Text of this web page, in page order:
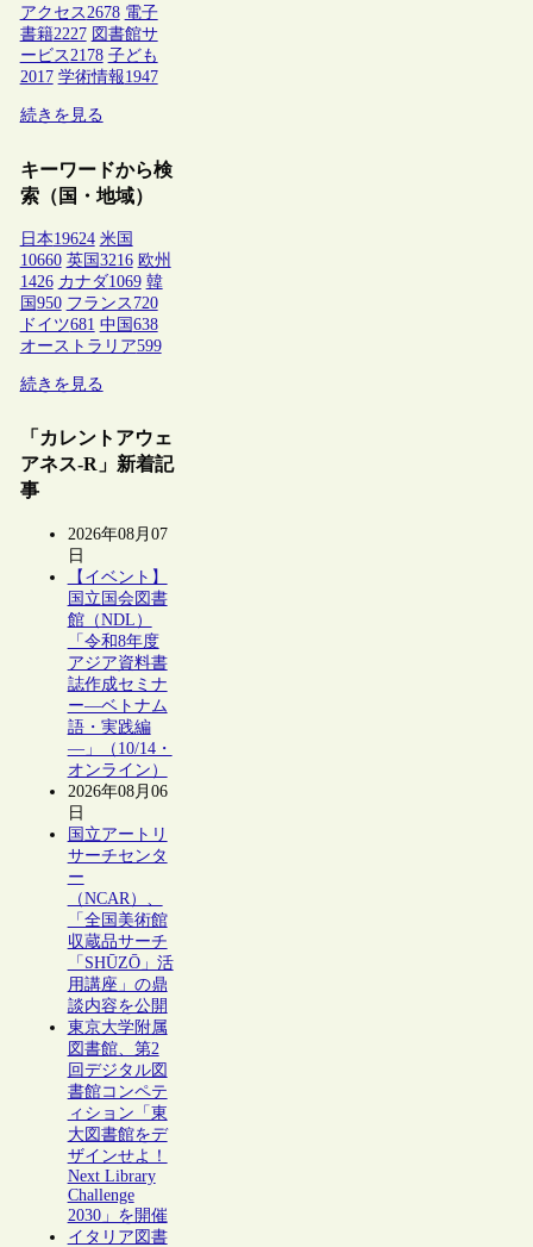
アクセス2678 電子
書籍2227 図書館サ
ービス2178 子ども
2017 学術情報1947
続きを見る
キーワードから検
索（国・地域）
日本19624 米国
10660 英国 3216 欧州
1426 カナダ1069 韓
国 950 フランス 720
ドイツ681 中国 638
オーストラリア599
続きを見る
「カレントアウェ
アネス-R」新着記
事
2026年08月07
日
【イベント】
国立国会図書
館（NDL）
「令和8年度
アジア資料書
誌作成セミナ
ー―ベトナム
語・実践編
―」（10/14・
オンライン）
2026年08月06
日
国立アートリ
サーチセンタ
ー
（NCAR）、
「全国美術館
収蔵品サーチ
「SHŪZŌ」活
用講座」の鼎
談内容を公開
東京大学附属
図書館、第2
回デジタル図
書館コンペテ
ィション「東
大図書館をデ
ザインせよ！
Next Library
Challenge
2030」を開催
イタリア図書